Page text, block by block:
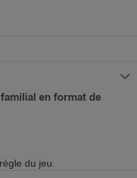
en format de
du jeu.